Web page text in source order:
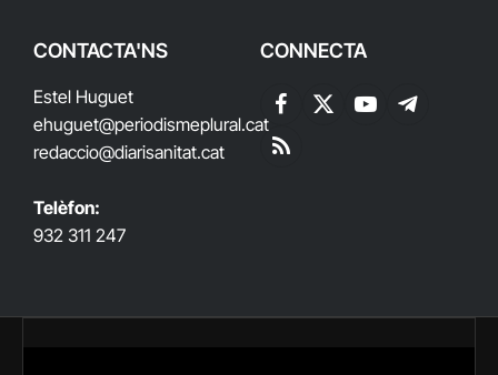
CONTACTA'NS
Estel Huguet
ehuguet@periodismeplural.cat
redaccio@diarisanitat.cat
Telèfon:
932 311 247
CONNECTA
Facebook
X
YouTubeTelegram
RSS